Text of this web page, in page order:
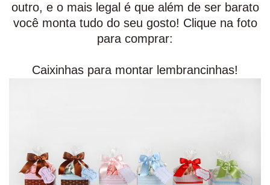
outro, e o mais legal é que além de ser barato
você monta tudo do seu gosto! Clique na foto
para comprar:
Caixinhas para montar lembrancinhas!